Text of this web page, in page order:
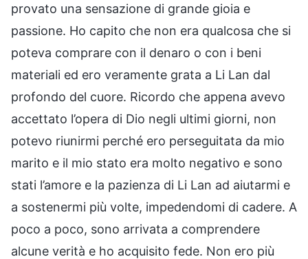
provato una sensazione di grande gioia e
passione. Ho capito che non era qualcosa che si
poteva comprare con il denaro o con i beni
materiali ed ero veramente grata a Li Lan dal
profondo del cuore. Ricordo che appena avevo
accettato l’opera di Dio negli ultimi giorni, non
potevo riunirmi perché ero perseguitata da mio
marito e il mio stato era molto negativo e sono
stati l’amore e la pazienza di Li Lan ad aiutarmi e
a sostenermi più volte, impedendomi di cadere. A
poco a poco, sono arrivata a comprendere
alcune verità e ho acquisito fede. Non ero più